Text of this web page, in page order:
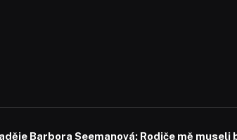
Barbora Seemanová: Rodiče mě